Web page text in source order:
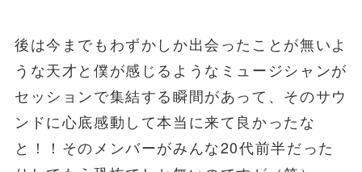
後は今までもわずかしか出会ったことが無いよ
うな天才と僕が感じるようなミュージシャンが
セッションで集結する瞬間があって、そのサウ
ンドに心底感動して本当に来て良かったな
と！！そのメンバーがみんな20代前半だった